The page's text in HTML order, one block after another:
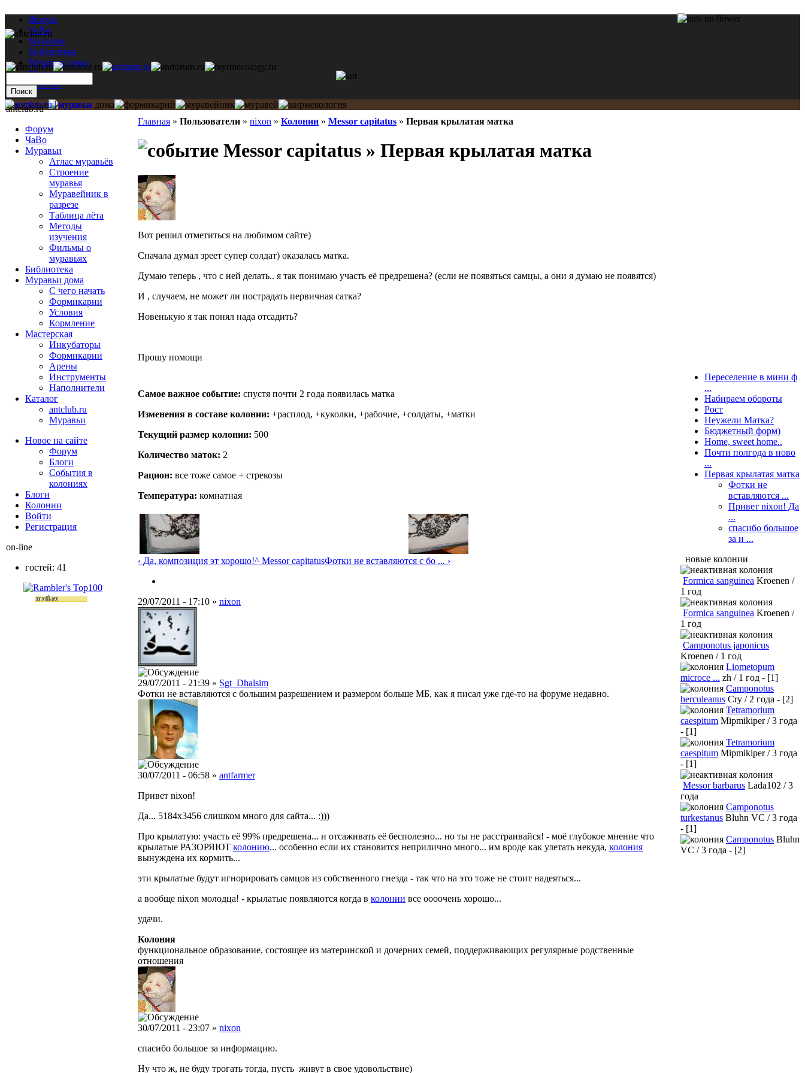
Форум
ЧаВо
Муравьи
Библиотека
Муравьи дома
Мастерская
Каталог
Главная » Пользователи » nixon » Колонии » Messor capitatus » Первая крылатая матка
Messor capitatus » Первая крылатая матка
Вот решил отметиться на любимом сайте)
Сначала думал зреет супер солдат) оказалась матка.
Думаю теперь , что с ней делать.. я так понимаю участь её предрешена? (если не появяться самцы, а они я думаю не появятся)
И , случаем, не может ли пострадать первичная сатка?
Новенькую я так понял нада отсадить?
Прошу помощи
Самое важное событие: спустя почти 2 года появилась матка
Изменения в составе кoлонии: +расплод, +куколки, +рабочие, +солдаты, +матки
Текущий размер кoлонии: 500
Количество маток: 2
Рацион: все тоже самое + стрекозы
Температура: комнатная
‹ Да, композиция эт хорошо!^ Messor capitatusФотки не вставляются с бо ... ›
29/07/2011 - 17:10 » nixon
29/07/2011 - 21:39 » Sgt_Dhalsim
Фотки не вставляются с большим разрешением и размером больше МБ, как я писал уже где-то на форуме недавно.
30/07/2011 - 06:58 » antfarmer
Привет nixon!
Да... 5184х3456 слишком много для сайта... :)))
Про крылатую: участь её 99% предрешена... и отсаживать её бесполезно... но ты не расстраивайся! - моё глубокое мнение что
крылатые РАЗОРЯЮТ колонию... особенно если их становится неприлично много... им вроде как улетать некуда, колония
вынуждена их кормить...
эти крылатые будут игнорировать самцов из собственного гнезда - так что на это тоже не стоит надеяться...
а вообще nixon молодца! - крылатые появляются когда в колонии все оооочень хорошо...
удачи.
Колония
функциональное образование, состоящее из материнской и дочерних семей, поддерживающих регулярные родственные
отношения
30/07/2011 - 23:07 » nixon
спасибо большое за информацию.
Ну что ж, не буду трогать тогда, пусть живут в свое удовольствие)
antclub.ru
Форум
ЧаВо
Муравьи
Атлас муравьёв
Строение
муравья
Муравейник в
разрезе
Таблица лёта
Методы
изучения
Фильмы о
муравьях
Библиотека
Муравьи дома
С чего начать
Формикарии
Условия
Кормление
Мастерская
Инкубаторы
Формикарии
Арены
Инструменты
Наполнители
Каталог
antclub.ru
Муравьи
Новое на сайте
Форум
Блоги
События в
колониях
Блоги
Колонии
Войти
Peгиcтpaция
on-line
гостей: 41
Переселение в мини ф
...
Набираем обороты
Рост
Неужели Матка?
Бюджетный форм)
Home, sweet home..
Почти полгода в ново
...
Первая крылатая матка
Фотки не
вставляются ...
Привет nixon! Да
...
спасибо большое
за и ...
новые колонии
Formica sanguinea Kroenen /
1 год
Formica sanguinea Kroenen /
1 год
Camponotus japonicus
Kroenen / 1 год
Liometopum
microce ... zh / 1 год - [1]
Camponotus
herculeanus Cry / 2 года - [2]
Tetramorium
caespitum Mipmikiper / 3 года
- [1]
Tetramorium
caespitum Mipmikiper / 3 года
- [1]
Messor barbarus Lada102 / 3
года
Camponotus
turkestanus Bluhn VC / 3 года
- [1]
Camponotus Bluhn
VC / 3 года - [2]